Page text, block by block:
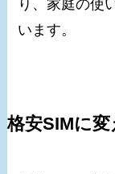
り、家庭の使
います。
格安SIMに